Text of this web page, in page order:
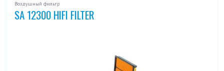
Воздушный фильтр
SA 12300 HIFI FILTER